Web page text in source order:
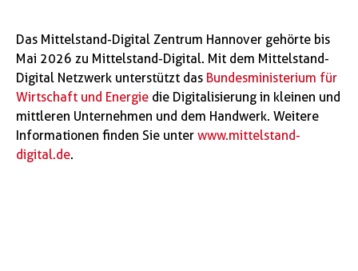
Das Mittelstand-Digital Zentrum Hannover gehörte bis
Mai 2026 zu Mittelstand-Digital. Mit dem Mittelstand-
Digital Netzwerk unterstützt das Bundesministerium für
Wirtschaft und Energie die Digitalisierung in kleinen und
mittleren Unternehmen und dem Handwerk. Weitere
Informationen finden Sie unter www.mittelstand-
digital.de.